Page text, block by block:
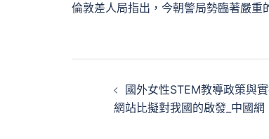
倫敦差人局指出，今朝警局勢臨著嚴
國外女性STEM教導政策與
網站比擬對我國的啟發_中國網